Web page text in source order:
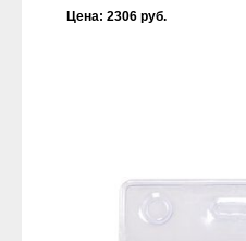
Цена: 2306 руб.